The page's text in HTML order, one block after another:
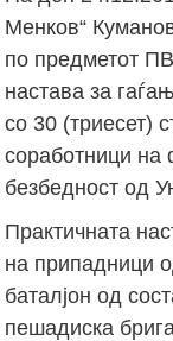
Менков“
по предметот
настава за
со 30 (триесет)
соработници на
безбедност од
Практичната
на припадници
баталјон од
пешадиска